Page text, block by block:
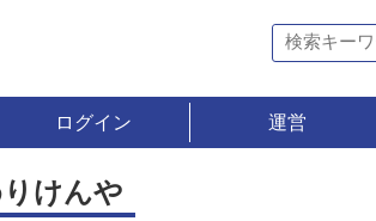
ログイン 運営
けんや